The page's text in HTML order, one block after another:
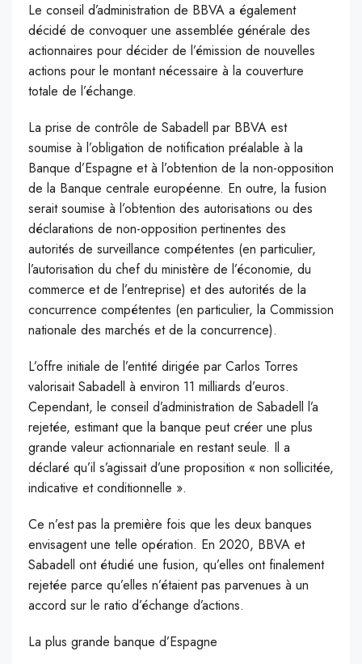
Le conseil d’administration de BBVA a également
décidé de convoquer une assemblée générale des
actionnaires pour décider de l’émission de nouvelles
actions pour le montant nécessaire à la couverture
totale de l’échange.
La prise de contrôle de Sabadell par BBVA est
soumise à l’obligation de notification préalable à la
Banque d’Espagne et à l’obtention de la non-opposition
de la Banque centrale européenne. En outre, la fusion
serait soumise à l’obtention des autorisations ou des
déclarations de non-opposition pertinentes des
autorités de surveillance compétentes (en particulier,
l’autorisation du chef du ministère de l’économie, du
commerce et de l’entreprise) et des autorités de la
concurrence compétentes (en particulier, la Commission
nationale des marchés et de la concurrence).
L’offre initiale de l’entité dirigée par Carlos Torres
valorisait Sabadell à environ 11 milliards d’euros.
Cependant, le conseil d’administration de Sabadell l’a
rejetée, estimant que la banque peut créer une plus
grande valeur actionnariale en restant seule. Il a
déclaré qu’il s’agissait d’une proposition « non sollicitée,
indicative et conditionnelle ».
Ce n’est pas la première fois que les deux banques
envisagent une telle opération. En 2020, BBVA et
Sabadell ont étudié une fusion, qu’elles ont finalement
rejetée parce qu’elles n’étaient pas parvenues à un
accord sur le ratio d’échange d’actions.
La plus grande banque d’Espagne